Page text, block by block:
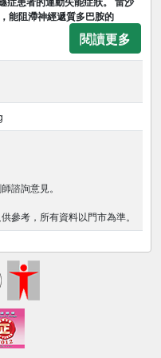
能阻滯神經遞質多巴胺的
閱讀更多
諮詢意見。
參考，所有資料以門市為準。